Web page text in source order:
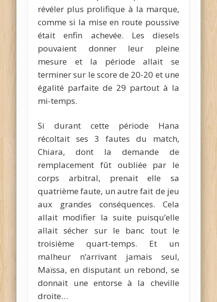
révéler plus prolifique à la marque,
comme si la mise en route poussive
était enfin achevée. Les diesels
pouvaient donner leur pleine
mesure et la période allait se
terminer sur le score de 20-20 et une
égalité parfaite de 29 partout à la
mi-temps.
Si durant cette période Hana
récoltait ses 3 fautes du match,
Chiara, dont la demande de
remplacement fût oubliée par le
corps arbitral, prenait elle sa
quatrième faute, un autre fait de jeu
aux grandes conséquences. Cela
allait modifier la suite puisqu’elle
allait sécher sur le banc tout le
troisième quart-temps. Et un
malheur n’arrivant jamais seul,
Maïssa, en disputant un rebond, se
donnait une entorse à la cheville
droite…